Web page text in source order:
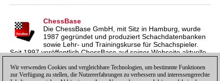
ChessBase
Die ChessBase GmbH, mit Sitz in Hamburg, wurde
1987 gegründet und produziert Schachdatenbanken
sowie Lehr- und Trainingskurse für Schachspieler.
Seit 1997 veröffentlich ChessBase auf seiner Webseite aktuelle
inzwischen in vier Sprachen und gilt weltweit als wichtigste
Schachnachrichtenseite.
Wir verwenden Cookies und vergleichbare Technologien, um bestimmte Funktionen
zur Verfügung zu stellen, die Nutzererfahrungen zu verbessern und interessengerechte